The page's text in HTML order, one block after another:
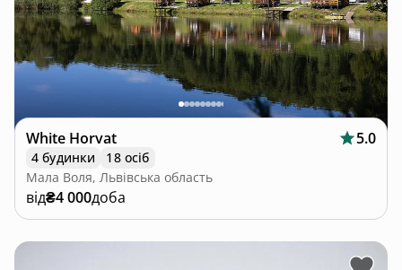
White Horvat 5.0
4 будинки
18 осіб
Мала Воля, Львівська область
від₴4 000доба